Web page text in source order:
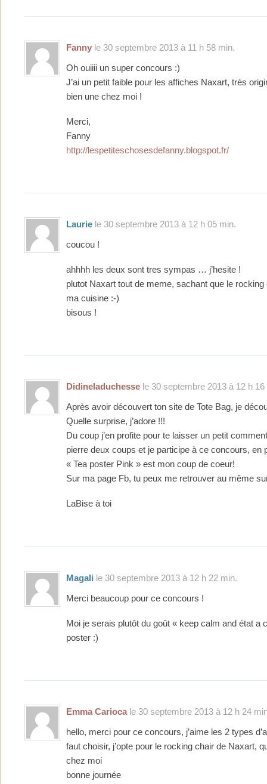
Fanny le 30 septembre 2013 à 11 h 58 min.
Oh ouiiii un super concours :)
J’ai un petit faible pour les affiches Naxart, très
bien une chez moi !
Merci,
Fanny
http://lespetiteschosesdefanny.blogspot.fr/
Laurie le 30 septembre 2013 à 12 h 05 min.
coucou !
ahhhh les deux sont tres sympas … j’hesite !
plutot Naxart tout de meme, sachant que le
ma cuisine :-)
bisous !
Didineladuchesse le 30 septembre 2013 à 12 h 16
Après avoir découvert ton site de Tote Bag, je
Quelle surprise, j’adore !!!
Du coup j’en profite pour te laisser un petit
pierre deux coups et je participe à ce concours, en
« Tea poster Pink » est mon coup de coeur!
Sur ma page Fb, tu peux me retrouver au même
LaBise à toi
Magali le 30 septembre 2013 à 12 h 22 min.
Merci beaucoup pour ce concours !
Moi je serais plutôt du goût « keep calm and état a
poster :)
Emma Cariocale 30 septembre 2013 à 12 h 24
hello, merci pour ce concours, j’aime les 2 types
faut choisir, j’opte pour le rocking chair de Naxart,
chez moi
bonne journée